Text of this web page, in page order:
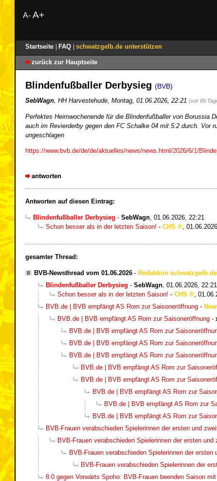
A- A+
Startseite FAQ schwatzgelb.de unterstützen
zurück zur Hauptseite
Blindenfußballer Derbysieg (BVB)
SebWagn HH Harvestehude Montag, 01.06.2026, 22:21 (vor 65
Perfektes Heimwochenende für die Blindenfußballer von Borussia
auch im Revierderby gegen den FC Schalke 04 mit 5:2 durch. Vor
ungeschlagen
https://www.bvb.de/de/de/aktuelles/news/news.html/2026/6/1/
antworten
Antworten auf diesen Eintrag:
Blindenfußballer Derbysieg - SebWagn, 01.06.2026, 22:21
Schon besser als in der letzten Saison! - CHS ,
gesamter Thread:
BVB-Newsthread vom 01.06.2026 - Redaktion schwatzgelb.de
Blindenfußballer Derbysieg - SebWagn 01.06.2026, 22:21
Schon besser als in der letzten Saison! - CHS
BVB.de | BVB empfängt AS Rom zur Saisoneröffnung -
BVB.de | BVB empfängt AS Rom zur Saisoneröffnung -
BVB.de | BVB empfängt AS Rom zur
BVB.de | BVB empfängt AS Rom zur
BVB.de | BVB empfängt AS Rom zur
BVB.de | BVB empfängt AS Rom zur
BVB.de | BVB empfängt AS Rom zur
BVB.de | BVB empfängt AS Rom zur
BVB.de | BVB empfängt AS Rom zur
BVB.de | BVB empfängt AS Rom zur
BVB-Frauen verabschieden Spielerinnen der ersten und
BVB-Frauen verabschieden Spielerinnen der ersten
BVB-Frauen verabschieden Spielerinnen der ersten
BVB-Frauen verabschieden Spielerinnen der
8:0 gegen Vorwärts Spoho: BVB-Frauen beenden Saison mit